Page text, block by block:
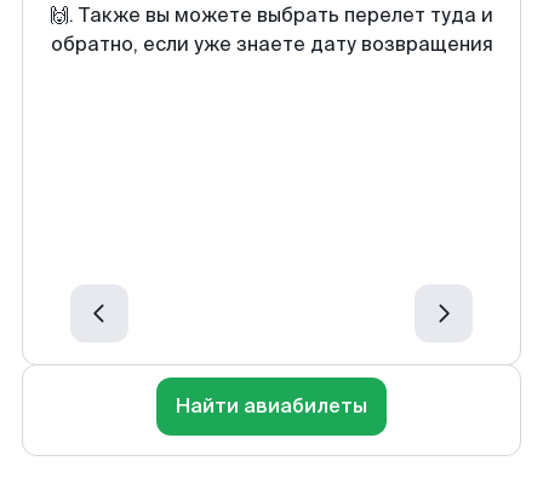
🙌. Также вы можете выбрать перелет туда и
обратно, если уже знаете дату возвращения
Найти авиабилеты